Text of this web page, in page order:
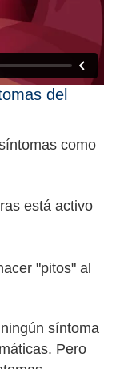
del
como
está activo
"pitos" al
síntoma
Pero